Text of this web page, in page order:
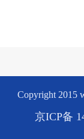
Copyright 2015
京ICP备